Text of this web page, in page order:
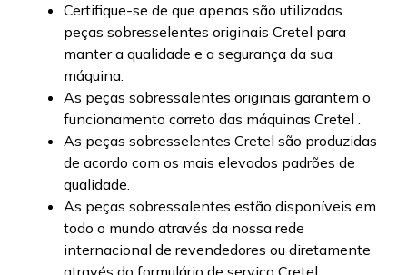
Certifique-se de que apenas são utilizadas
peças sobresselentes originais Cretel para
manter a qualidade e a segurança da sua
máquina.
As peças sobressalentes originais garantem o
funcionamento correto das máquinas Cretel .
As peças sobresselentes Cretel são produzidas
de acordo com os mais elevados padrões de
qualidade.
As peças sobressalentes estão disponíveis em
todo o mundo através da nossa rede
internacional de revendedores ou diretamente